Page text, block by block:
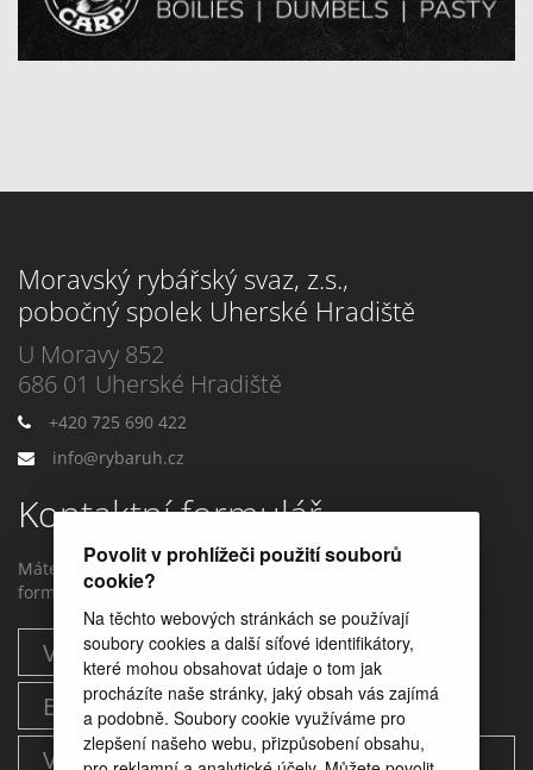
Povolit v prohlížeči použití souborů
cookie?
Na těchto webových stránkách se používají
soubory cookies a další síťové identifikátory,
které mohou obsahovat údaje o tom jak
procházíte naše stránky, jaký obsah vás zajímá
a podobně. Soubory cookie využíváme pro
zlepšení našeho webu, přizpůsobení obsahu,
Moravský rybářský svaz, z.s.,
pobočný spolek Uherské Hradiště
U Moravy 852
686 01 Uherské Hradiště
+420 725 690 422
info@rybaruh.cz
Kontaktní formulář
Máte dotaz? Můžete nám napstat prostřednictvím tohoto
formuláře.